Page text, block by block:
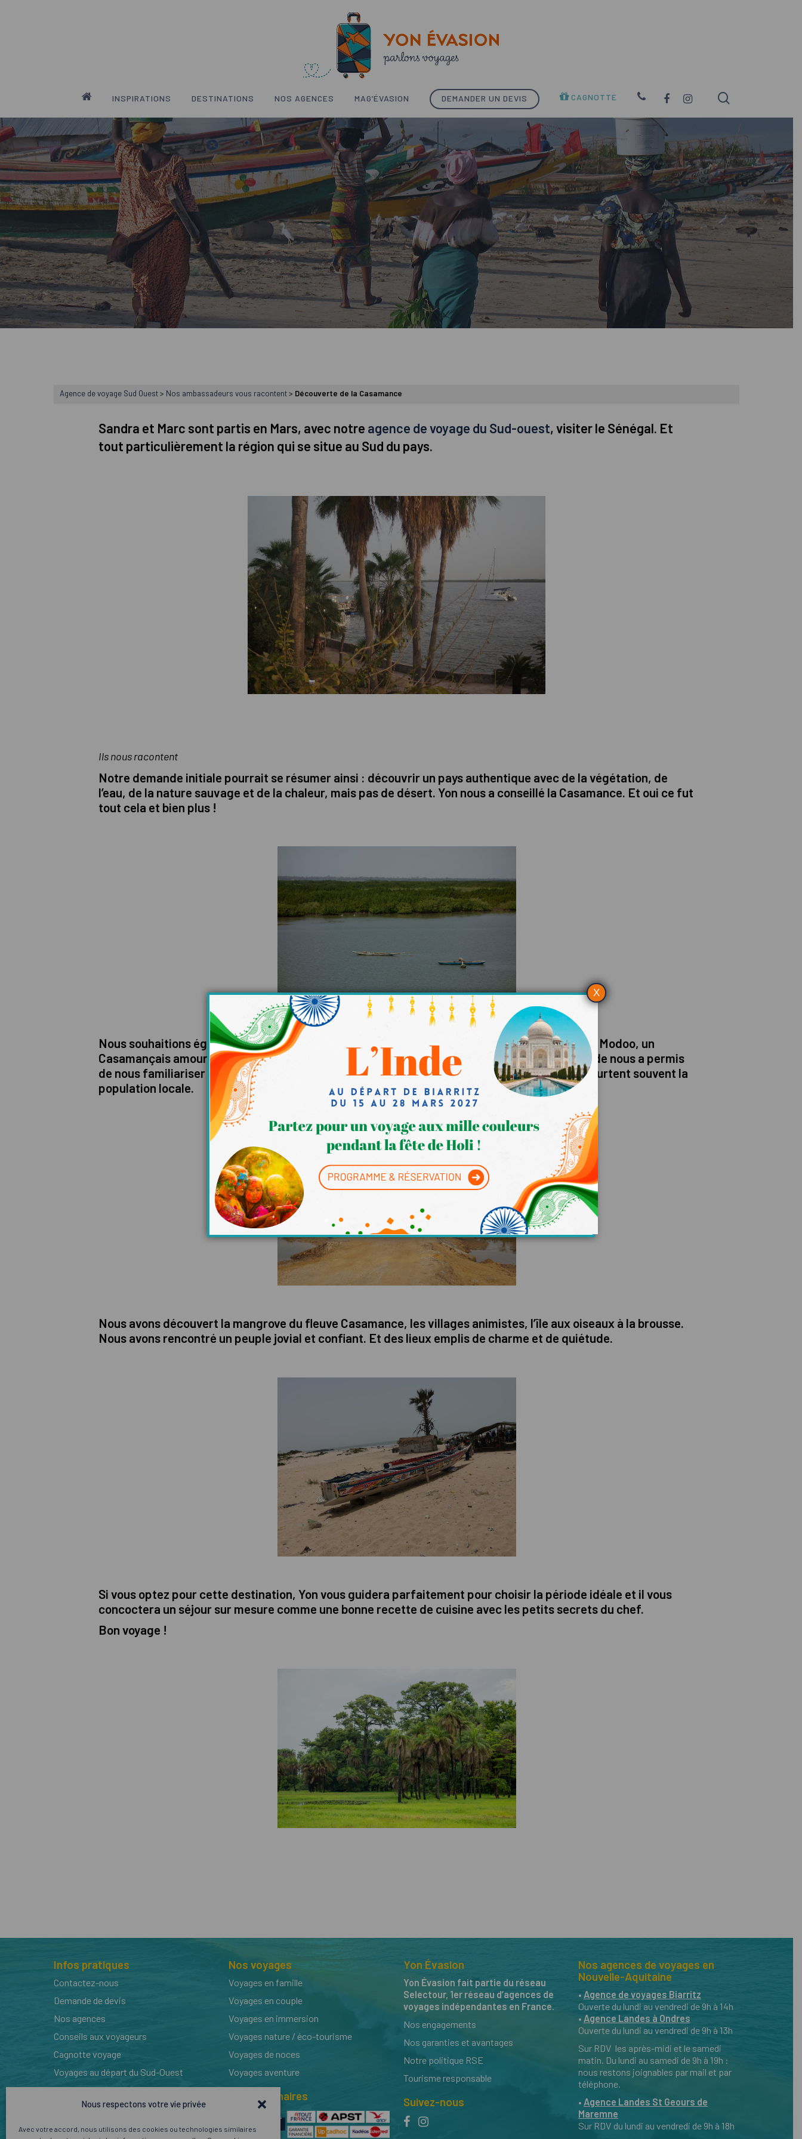
Nous respectons votre vie privée
Avec votre accord, nous utilisons des cookies ou technologies similaires
INSPIRATIONS DESTINATIONS NOS AGENCES MAG’ÉVASION DEMANDER UN DEVIS CAGNOTTE FACEBOOKINSTAGRAM
Agence de voyage Sud Ouest> Nos ambassadeurs vous racontent> Découverte de la Casamance
Sandra et Marc sont partis en Mars, avec notre agence de voyage du Sud-ouest, visiter le Sénégal. Et
tout particulièrement la région qui se situe au Sud du pays.
Ils nous racontent
Notre demande initiale pourrait se résumer ainsi : découvrir un pays authentique avec de la végétation, de
l’eau, de la nature sauvage et de la chaleur, mais pas de désert. Yon nous a conseillé la Casamance. Et oui ce fut
tout cela et bien plus !
Nous souhaitions également un guide local. Lors de notre voyage nous avons été encadré par Modoo, un
Casamançais amoureux et fier de sa terre, passionné par le partage de sa culture. Notre guide nous a permis
de nous familiariser avec les coutumes locales et d’éviter les maladresses du voyageur qui heurtent souvent la
population locale.
Nous avons découvert la mangrove du fleuve Casamance, les villages animistes, l’île aux oiseaux à la brousse.
Nous avons rencontré un peuple jovial et confiant. Et des lieux emplis de charme et de quiétude.
Si vous optez pour cette destination, Yon vous guidera parfaitement pour choisir la période idéale et il vous
concoctera un séjour sur mesure comme une bonne recette de cuisine avec les petits secrets du chef.
Bon voyage !
Infos pratiques
Contactez-nous
Demande de devis
Nos agences
Conseils aux voyageurs
Cagnotte voyage
Voyages au départ du Sud-Ouest
Nos voyages
Voyages en famille
Voyages en couple
Voyages en immersion
Voyages nature / éco-tourisme
Voyages de noces
Voyages aventure
Nos partenaires
Yon Évasion
Yon Évasion fait partie du réseau
Selectour, 1er réseau d’agences de
voyages indépendantes en France.
Nos engagements
Nos garanties et avantages
Notre politique RSE
Tourisme responsable
Suivez-nous
facebook
instagram
Nos agences de voyages en
Nouvelle-Aquitaine
• Agence de voyages Biarritz
Ouverte du lundi au vendredi de 9h à 14h
• Agence Landes à Ondres
Ouverte du lundi au vendredi de 9h à 13h
Sur RDV les après-midi et le samedi
matin. Du lundi au samedi de 9h à 19h :
nous restons joignables par mail et par
téléphone.
• Agence Landes St Geours de
Maremne
Sur RDV du lundi au vendredi de 9h à 18h
X